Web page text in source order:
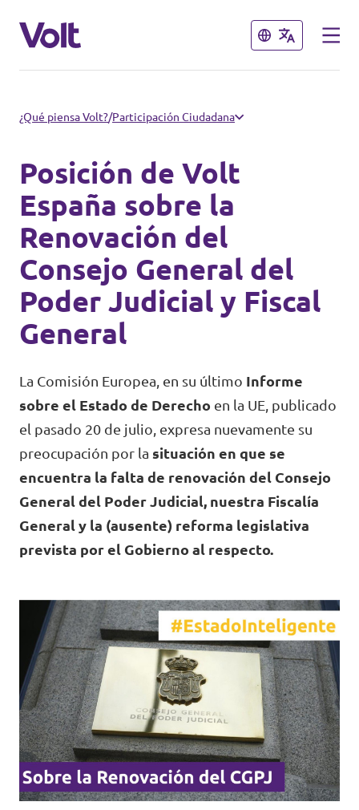
Cerrar
Conoce otros equipos de Volt
Volt Albania
Volt Alemania
Volt Austria
Volt Bélgica
Volt Bulgaria
Volt Chipre
Volt Croacia
Volt Dinamarca
Volt Eslovaquia
Volt Eslovenia
Volt Finlandia [facebook]
Volt Francia
Volt Grecia
Volt Hungría
Volt Irlanda
Volt Italia
Cerrar
Políticas
Sobre Volt
Personas
Noticias
Agenda
Elecciones al Parlamento Europeo
Únete
Dona
Dona
Trabaja con Volt
Contacto
¿Qué piensa Volt?/Participación Ciudadana
Posición de Volt
España sobre la
Renovación del
Consejo General del
Poder Judicial y Fiscal
General
La Comisión Europea, en su último Informe
sobre el Estado de Derecho en la UE, publicado
el pasado 20 de julio, expresa nuevamente su
preocupación por la situación en que se
encuentra la falta de renovación del Consejo
General del Poder Judicial, nuestra Fiscalía
General y la (ausente) reforma legislativa
prevista por el Gobierno al respecto.